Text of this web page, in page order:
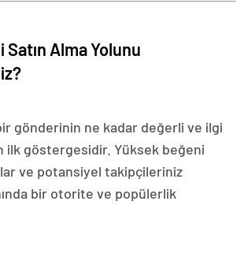
Alma Yolunu
gönderinin ne kadar değerli ve ilgi
ilk göstergesidir. Yüksek beğeni
ve potansiyel takipçileriniz
bir otorite ve popülerlik